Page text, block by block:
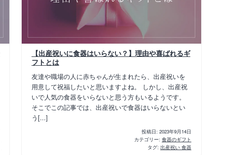
【出産祝いに食器はいらない？】理由や喜ばれるギ
フトとは
友達や職場の人に赤ちゃんが生まれたら、出産祝いを
用意して祝福したいと思いますよね。 しかし、出産祝
いで人気の食器をいらないと思う方もいるようです。
そこでこの記事では、出産祝いで食器はいらないとい
う[...]
投稿日: 2023年9月14日
カテゴリー: 食器のギフト
タグ: 出産祝い 食器